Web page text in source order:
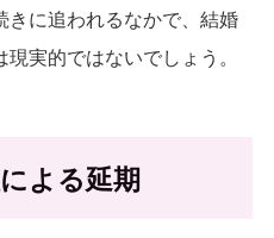
きに追われるなかで、結婚
実的ではないでしょう。
よる延期